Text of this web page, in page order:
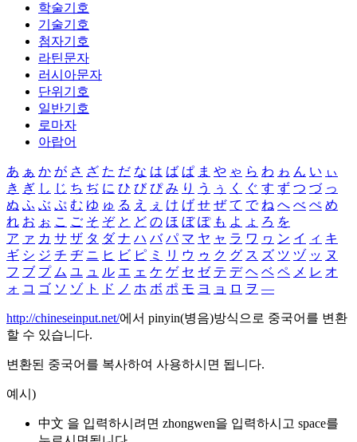
학술기호
기술기호
첨자기호
라틴문자
러시아문자
단위기호
일반기호
로마자
아랍어
あ ぁ か が さ ざ た だ な は ば ぱ ま や ゃ ら わ ゎ ん い ぃ
き ぎ し じ ち ぢ に ひ び ぴ み り う ぅ く ぐ す ず つ づ っ
ぬ ふ ぶ ぷ む ゆ ゅ る え ぇ け げ せ ぜ て で ね へ べ ぺ め
れ お ぉ こ ご そ ぞ と ど の ほ ぼ ぽ も よ ょ ろ を
ア ァ カ サ ザ タ ダ ナ ハ バ パ マ ヤ ャ ラ ワ ヮ ン イ ィ キ
ギ シ ジ チ ヂ ニ ヒ ビ ピ ミ リ ウ ゥ ク グ ス ズ ツ ヅ ッ ヌ
フ ブ プ ム ユ ュ ル エ ェ ケ ゲ セ ゼ テ デ ヘ ベ ペ メ レ オ
ォ コ ゴ ソ ゾ ト ド ノ ホ ボ ポ モ ヨ ョ ロ ヲ ―
http://chineseinput.net/에서 pinyin(병음)방식으로 중국어를 변환
할 수 있습니다.
변환된 중국어를 복사하여 사용하시면 됩니다.
예시)
中文 을 입력하시려면 zhongwen을 입력하시고 space를